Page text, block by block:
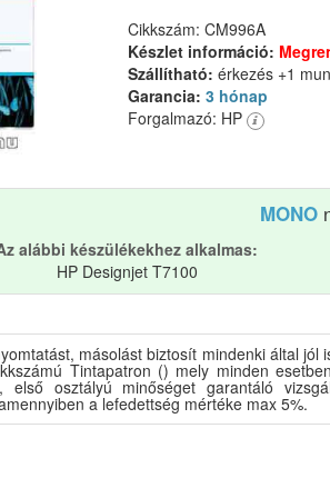
Cikkszám: CM996A
Készlet információ:
Szállítható: érkezés +1
Garancia: 3 hónap
Forgalmazó: HP
MONO
alábbi készülékekhez alkalmas:
HP Designjet T7100
másolást biztosít mindenki által jól
Tintapatron () mely minden
első osztályú minőséget garantáló
a lefedettség mértéke max 5%.